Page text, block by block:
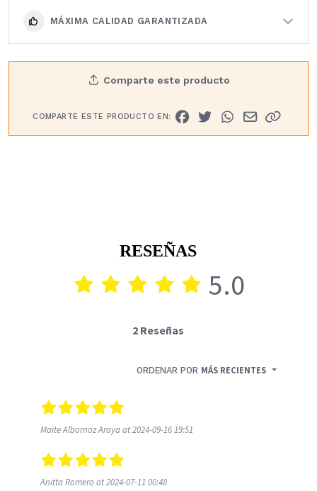
MÁXIMA CALIDAD GARANTIZADA
Comparte este producto
COMPARTE ESTE PRODUCTO EN:
RESEÑAS
5.0
2 Reseñas
ORDENAR POR MÁS RECIENTES
Maite Albornoz Araya at 2024-09-16 19:51
Anitta Romero at 2024-07-11 00:48